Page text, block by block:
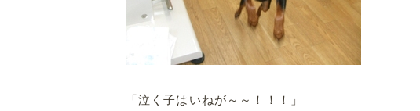
「泣く子はいねが～～！！！」